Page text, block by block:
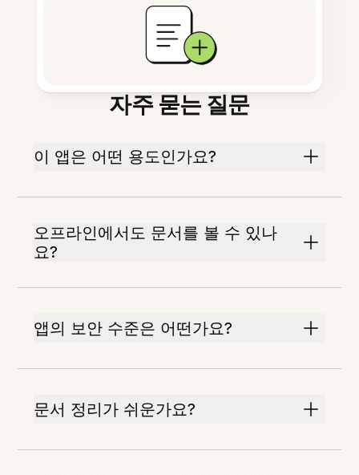
자주 묻는 질문
이 앱은 어떤 용도인가요?
오프라인에서도 문서를 볼 수 있나
요?
앱의 보안 수준은 어떤가요?
문서 정리가 쉬운가요?